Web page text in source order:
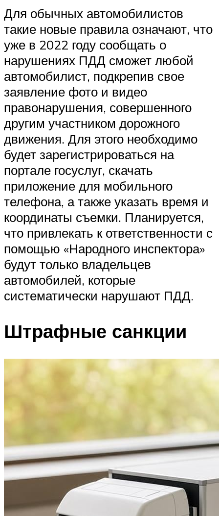
Для обычных автомобилистов
такие новые правила означают, что
уже в 2022 году сообщать о
нарушениях ПДД сможет любой
автомобилист, подкрепив свое
заявление фото и видео
правонарушения, совершенного
другим участником дорожного
движения. Для этого необходимо
будет зарегистрироваться на
портале госуслуг, скачать
приложение для мобильного
телефона, а также указать время и
координаты съемки. Планируется,
что привлекать к ответственности с
помощью «Народного инспектора»
будут только владельцев
автомобилей, которые
систематически нарушают ПДД.
Штрафные санкции